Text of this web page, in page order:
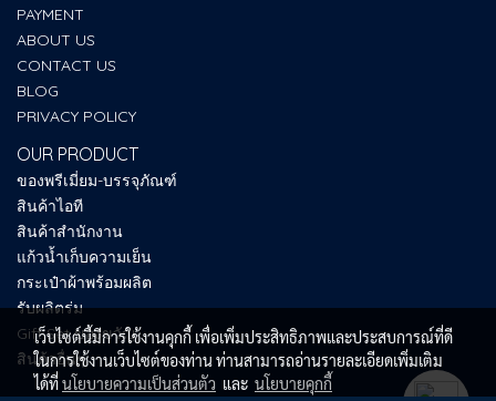
PAYMENT
ABOUT US
CONTACT US
BLOG
PRIVACY POLICY
OUR PRODUCT
ของพรีเมี่ยม-บรรจุภัณฑ์
สินค้าไอที
สินค้าสำนักงาน
แก้วน้ำเก็บความเย็น
กระเป๋าผ้าพร้อมผลิต
รับผลิตร่ม
Gift Set ของขวัญ
สินค้าอื่นๆ
เว็บไซต์นี้มีการใช้งานคุกกี้ เพื่อเพิ่มประสิทธิภาพและประสบการณ์ที่ดี
ในการใช้งานเว็บไซต์ของท่าน ท่านสามารถอ่านรายละเอียดเพิ่มเติม
ได้ที่นโยบายความเป็นส่วนตัว และ นโยบายคุกกี้